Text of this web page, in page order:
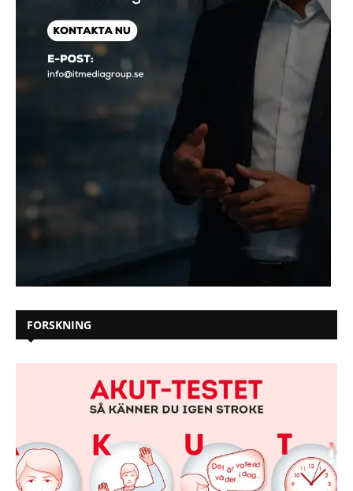
FORSKNING